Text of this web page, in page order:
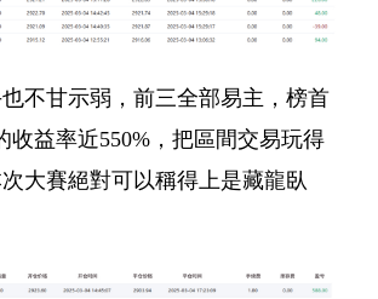
不甘示弱，前三全部易主，榜首
收益率近550%，把區間交易玩得
大賽絕對可以稱得上是藏龍臥